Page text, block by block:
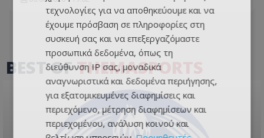
BEST OFTHEMASPORTS
τεχνολογίες για να αποθηκεύουμε και να
έχουμε πρόσβαση σε πληροφορίες στη
συσκευή σας και να επεξεργαζόμαστε
προσωπικά δεδομένα, όπως τη
διεύθυνση IP σας, μοναδικά
αναγνωριστικά και δεδομένα περιήγησης,
για εξατομικευμένες διαφημίσεις και
περιεχόμενο, μέτρηση διαφημίσεων και
περιεχομένου, ανάλυση κοινού και